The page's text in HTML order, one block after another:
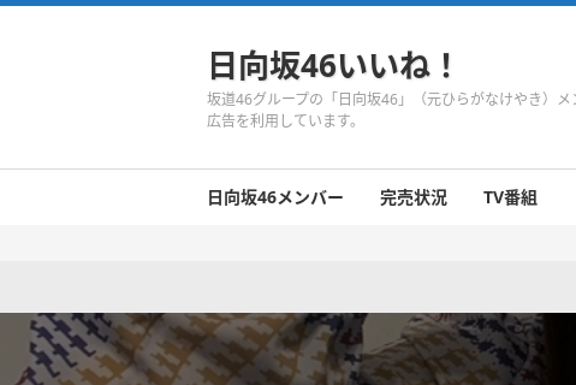
日向坂46いいね！
坂道46グループの「日向坂46」（元ひらがなけやき）
広告を利用しています。
日向坂46メンバー 完売状況 TV番組